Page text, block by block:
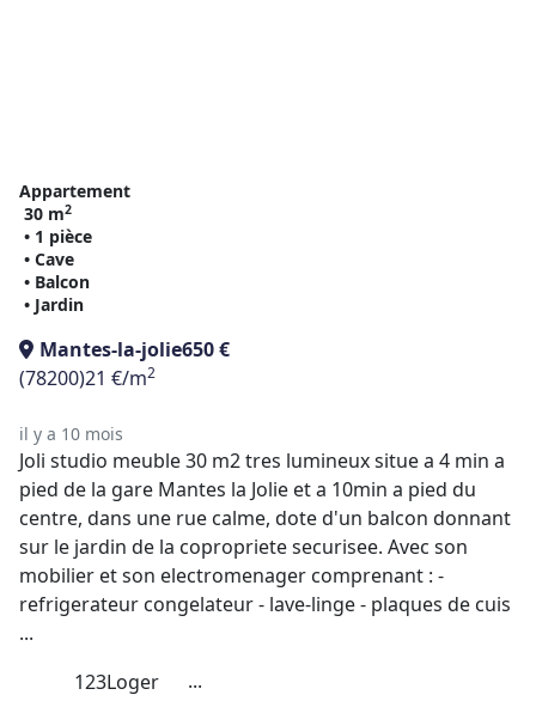
Appartement
30 m2
• 1 pièce
• Cave
• Balcon
• Jardin
Mantes-la-jolie650 €
(78200)21 €/m2
il y a 10 mois
Joli studio meuble 30 m2 tres lumineux situe a 4 min a
pied de la gare Mantes la Jolie et a 10min a pied du
centre, dans une rue calme, dote d'un balcon donnant
sur le jardin de la copropriete securisee. Avec son
mobilier et son electromenager comprenant : -
refrigerateur congelateur - lave-linge - plaques de cuis
...
123Loger
...